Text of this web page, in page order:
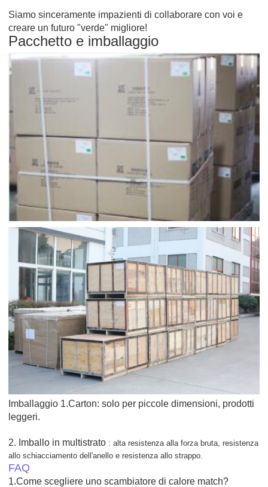
Siamo sinceramente impazienti di collaborare con voi e
creare un futuro "verde" migliore!
Pacchetto e imballaggio
Imballaggio 1.Carton: solo per piccole dimensioni, prodotti
leggeri.
2. Imballo in multistrato : alta resistenza alla forza bruta, resistenza
allo schiacciamento dell'anello e resistenza allo strappo.
FAQ
1.Come scegliere uno scambiatore di calore match?